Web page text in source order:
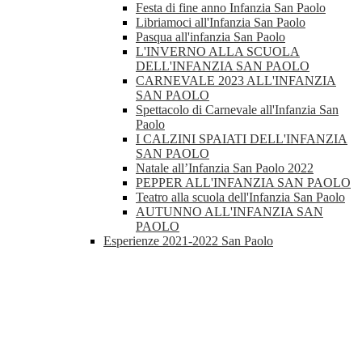
Festa di fine anno Infanzia San Paolo
Libriamoci all'Infanzia San Paolo
Pasqua all'infanzia San Paolo
L'INVERNO ALLA SCUOLA
DELL'INFANZIA SAN PAOLO
CARNEVALE 2023 ALL'INFANZIA
SAN PAOLO
Spettacolo di Carnevale all'Infanzia San
Paolo
I CALZINI SPAIATI DELL'INFANZIA
SAN PAOLO
Natale all’Infanzia San Paolo 2022
PEPPER ALL'INFANZIA SAN PAOLO
Teatro alla scuola dell'Infanzia San Paolo
AUTUNNO ALL'INFANZIA SAN
PAOLO
Esperienze 2021-2022 San Paolo